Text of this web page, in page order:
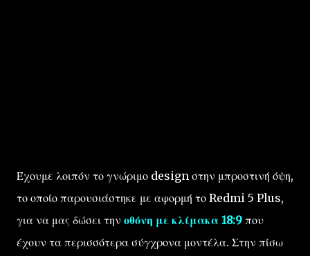
Έχουμε λοιπόν το γνώριμο design στην μπροστινή όψη,
το οποίο παρουσιάστηκε με αφορμή το Redmi 5 Plus,
για να μας δώσει την οθόνη με κλίμακα 18:9 που
έχουν τα περισσότερα σύγχρονα μοντέλα. Στην πίσω